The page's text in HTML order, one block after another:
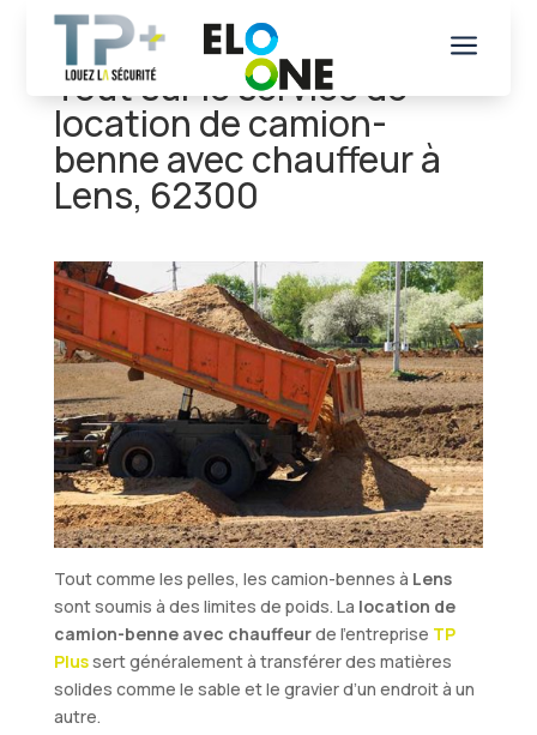
a
Tout sur le service de
location de camion-
benne avec chauffeur à
Lens, 62300
Tout comme les pelles, les camion-bennes à Lens
sont soumis à des limites de poids. La location de
camion-benne avec chauffeurde l’entreprise TP
Plussert généralement à transférer des matières
solides comme le sable et le gravier d’un endroit à un
autre.